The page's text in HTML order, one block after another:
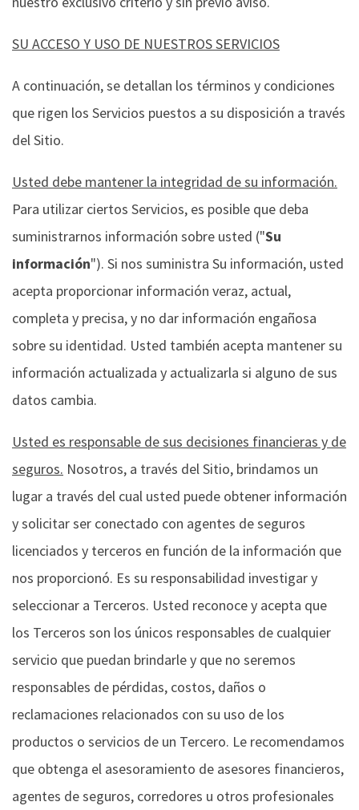
SU ACCESO Y USO DE NUESTROS SERVICIOS
A continuación, se detallan los términos y condiciones
que rigen los Servicios puestos a su disposición a través
del Sitio.
Usted debe mantener la integridad de su información.
Para utilizar ciertos Servicios, es posible que deba
suministrarnos información sobre usted ("Su
información"). Si nos suministra Su información, usted
acepta proporcionar información veraz, actual,
completa y precisa, y no dar información engañosa
sobre su identidad. Usted también acepta mantener su
información actualizada y actualizarla si alguno de sus
datos cambia.
Usted es responsable de sus decisiones financieras y de
seguros. Nosotros, a través del Sitio, brindamos un
lugar a través del cual usted puede obtener información
y solicitar ser conectado con agentes de seguros
licenciados y terceros en función de la información que
nos proporcionó. Es su responsabilidad investigar y
seleccionar a Terceros. Usted reconoce y acepta que
los Terceros son los únicos responsables de cualquier
servicio que puedan brindarle y que no seremos
responsables de pérdidas, costos, daños o
reclamaciones relacionados con su uso de los
productos o servicios de un Tercero. Le recomendamos
que obtenga el asesoramiento de asesores financieros,
agentes de seguros, corredores u otros profesionales